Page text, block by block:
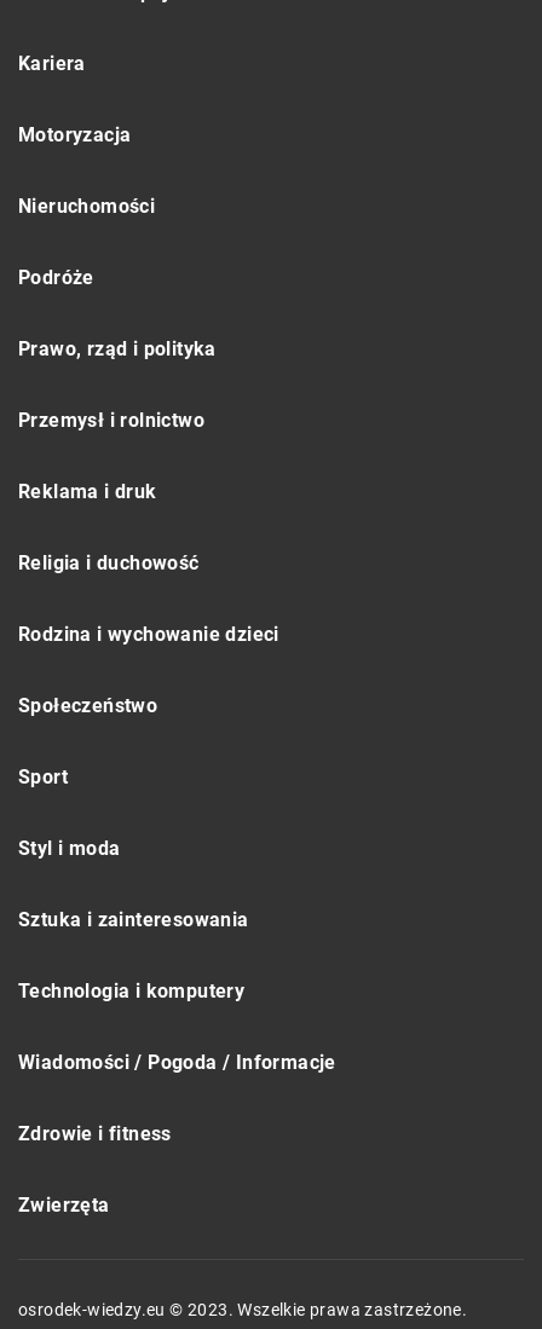
Kariera
Motoryzacja
Nieruchomości
Podróże
Prawo, rząd i polityka
Przemysł i rolnictwo
Reklama i druk
Religia i duchowość
Rodzina i wychowanie dzieci
Społeczeństwo
Sport
Styl i moda
Sztuka i zainteresowania
Technologia i komputery
Wiadomości / Pogoda / Informacje
Zdrowie i fitness
Zwierzęta
osrodek-wiedzy.eu © 2023. Wszelkie prawa zastrzeżone.